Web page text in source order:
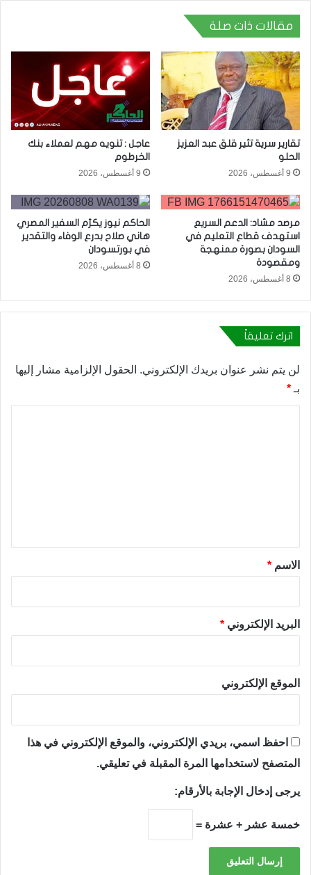
مقالات ذات صلة
تقارير سرية تثير قلق عبد العزيز
الحلو
9 أغسطس، 2026
عاجل : تنويه مهم لعملاء بنك
الخرطوم
9 أغسطس، 2026
مرصد مشاد: الدعم السريع
استهدف قطاع التعليم في
السودان بصورة ممنهجة
ومقصودة
8 أغسطس، 2026
الحاكم نيوز يكرّم السفير المصري
هاني صلاح بدرع الوفاء والتقدير
في بورتسودان
8 أغسطس، 2026
اترك تعليقاً
لن يتم نشر عنوان بريدك الإلكتروني. الحقول الإلزامية مشار إليها
بـ *
*الاسم *
البريد الإلكتروني *
الموقع الإلكتروني
احفظ اسمي، بريدي الإلكتروني، والموقع الإلكتروني في هذا
المتصفح لاستخدامها المرة المقبلة في تعليقي.
يرجى إدخال الإجابة بالأرقام:
خمسة عشر + عشرة =